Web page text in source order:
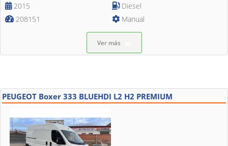
2015
208151
Diesel
Manual
Ver más
PEUGEOT Boxer 333 BLUEHDI L2 H2 PREMIUM